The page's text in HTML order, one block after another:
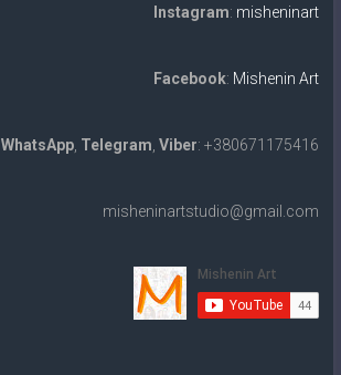
Instagram: misheninart
Facebook: Mishenin Art
WhatsApp Telegram Viber: +380671175416
misheninartstudio@gmail.com